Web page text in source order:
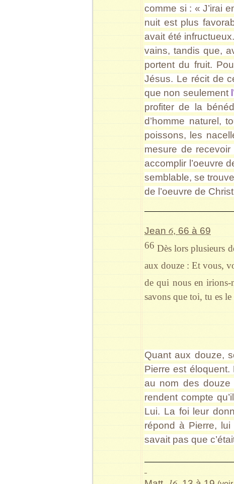
comme si : « J’irai
nuit est plus
avait été
vains, tandis que,
portent du fruit.
Jésus. Le récit de
que non seulement
profiter de la
d’homme naturel,
poissons, les
mesure de
accomplir l’oeuvre
semblable, se
de l’oeuvre de
Jean 6, 66 à 69
66 Dès lors plusieurs
aux douze : Et vous,
de qui nous en irions-
savons que toi, tu es
Quant aux douze,
Pierre est éloquent.
au nom des
rendent compte
Lui. La foi leur
répond à Pierre, lui
savait pas que